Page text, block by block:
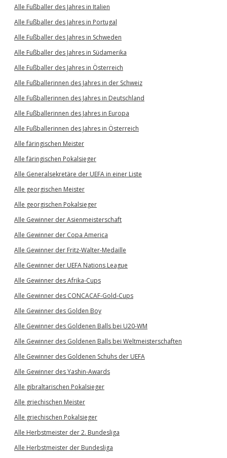
Alle Fußballer des Jahres in Italien
Alle Fußballer des Jahres in Portugal
Alle Fußballer des Jahres in Schweden
Alle Fußballer des Jahres in Südamerika
Alle Fußballer des Jahres in Österreich
Alle Fußballerinnen des Jahres in der Schweiz
Alle Fußballerinnen des Jahres in Deutschland
Alle Fußballerinnen des Jahres in Europa
Alle Fußballerinnen des Jahres in Österreich
Alle färingischen Meister
Alle färingischen Pokalsieger
Alle Generalsekretäre der UEFA in einer Liste
Alle georgischen Meister
Alle georgischen Pokalsieger
Alle Gewinner der Asienmeisterschaft
Alle Gewinner der Copa America
Alle Gewinner der Fritz-Walter-Medaille
Alle Gewinner der UEFA Nations League
Alle Gewinner des Afrika-Cups
Alle Gewinner des CONCACAF-Gold-Cups
Alle Gewinner des Golden Boy
Alle Gewinner des Goldenen Balls bei U20-WM
Alle Gewinner des Goldenen Balls bei Weltmeisterschaften
Alle Gewinner des Goldenen Schuhs der UEFA
Alle Gewinner des Yashin-Awards
Alle gibraltarischen Pokalsieger
Alle griechischen Meister
Alle griechischen Pokalsieger
Alle Herbstmeister der 2. Bundesliga
Alle Herbstmeister der Bundesliga